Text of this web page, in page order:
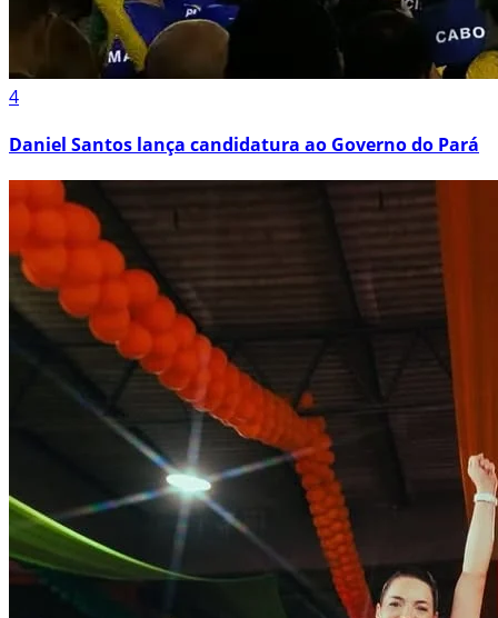
4
Daniel Santos lança candidatura ao Governo do Pará